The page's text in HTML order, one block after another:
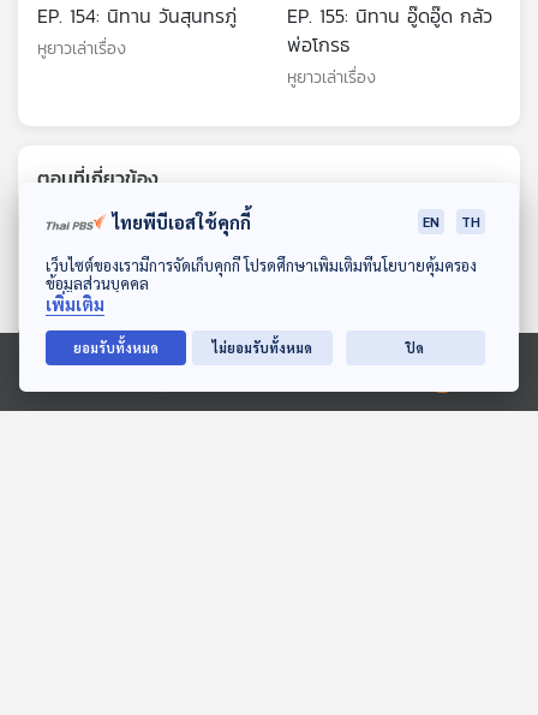
ดาวน์โหลด Thai PBS Podcast Application
Ⓒ 2020 องค์การกระจายเสียงและแพร่ภาพสาธารณะแห่งประเทศไทย
EP. 154: นิทาน วันสุนทรภู่
หูยาวเล่าเรื่อง
EP. 155: นิทาน อู๊ดอู๊ด กลัว
พ่อโกรธ
หูยาวเล่าเรื่อง
ตอนที่เกี่ยวข้อง
06:41 06:41
ไทยพีบีเอสใช้คุกกี้ EN TH
เว็บไซต์ของเรามีการจัดเก็บคุกกี้ โปรดศึกษาเพิ่มเติมที่นโยบายคุ้มครอง
ข้อมูลส่วนบุคคล
เพิ่มเติม
ยอมรับทั้งหมด ไม่ยอมรับทั้งหมด ปิด